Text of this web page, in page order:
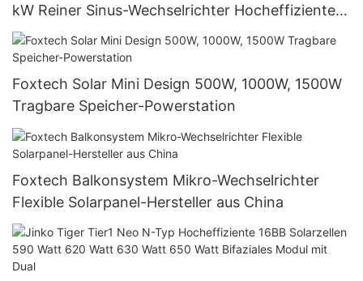
kW Reiner Sinus-Wechselrichter Hocheffizienter
Hybrid-Wechselrichter für Zuhause
Foxtech Solar Mini Design 500W, 1000W, 1500W
Tragbare Speicher-Powerstation
Foxtech Balkonsystem Mikro-Wechselrichter
Flexible Solarpanel-Hersteller aus China